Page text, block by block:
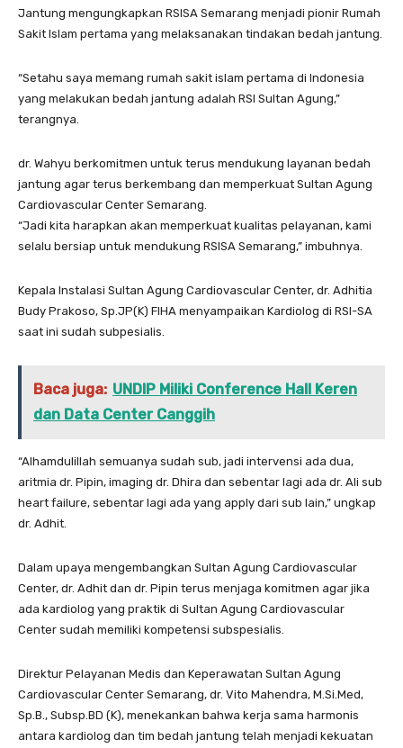
Jantung mengungkapkan RSISA Semarang menjadi pionir Rumah
Sakit Islam pertama yang melaksanakan tindakan bedah jantung.
“Setahu saya memang rumah sakit islam pertama di Indonesia
yang melakukan bedah jantung adalah RSI Sultan Agung,”
terangnya.
dr. Wahyu berkomitmen untuk terus mendukung layanan bedah
jantung agar terus berkembang dan memperkuat Sultan Agung
Cardiovascular Center Semarang.
“Jadi kita harapkan akan memperkuat kualitas pelayanan, kami
selalu bersiap untuk mendukung RSISA Semarang,” imbuhnya.
Kepala Instalasi Sultan Agung Cardiovascular Center, dr. Adhitia
Budy Prakoso, Sp.JP(K) FIHA menyampaikan Kardiolog di RSI-SA
saat ini sudah subpesialis.
Baca juga: UNDIP Miliki Conference Hall Keren
dan Data Center Canggih
“Alhamdulillah semuanya sudah sub, jadi intervensi ada dua,
aritmia dr. Pipin, imaging dr. Dhira dan sebentar lagi ada dr. Ali sub
heart failure, sebentar lagi ada yang apply dari sub lain,” ungkap
dr. Adhit.
Dalam upaya mengembangkan Sultan Agung Cardiovascular
Center, dr. Adhit dan dr. Pipin terus menjaga komitmen agar jika
ada kardiolog yang praktik di Sultan Agung Cardiovascular
Center sudah memiliki kompetensi subspesialis.
Direktur Pelayanan Medis dan Keperawatan Sultan Agung
Cardiovascular Center Semarang, dr. Vito Mahendra, M.Si.Med,
Sp.B., Subsp.BD (K), menekankan bahwa kerja sama harmonis
antara kardiolog dan tim bedah jantung telah menjadi kekuatan